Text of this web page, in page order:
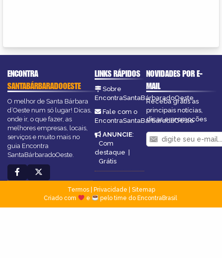
ENCONTRA
SANTABÁRBARADOOESTE
O melhor de Santa Bárbara
d’Oeste num só lugar! Dicas,
onde ir, o que fazer, as
melhores empresas, locais,
serviços e muito mais no
guia Encontra
SantaBárbaradoOeste.
LINKS RÁPIDOS
Sobre
EncontraSantaBárbaradoOeste
Fale com o
EncontraSantaBárbaradoOeste
ANUNCIE:
Com
destaque |
Grátis
NOVIDADES POR E-
MAIL
Receba grátis as
principais notícias,
dicas e promoções
Termos| Privacidade
Sitemap
Criado com
e pelo time do EncontraBrasil